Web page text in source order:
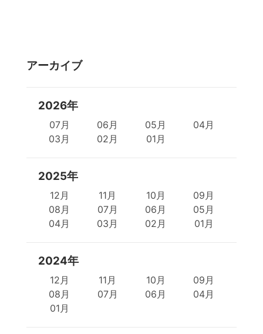
アーカイブ
2026年
07月 06月 05月
04月
03月
02月 01月
2025年
12月 11月 10月
09月
08月
07月 06月
05月
04月
03月 02月 01月
2024年
12月 11月 10月
09月
08月
07月 06月
04月
01月